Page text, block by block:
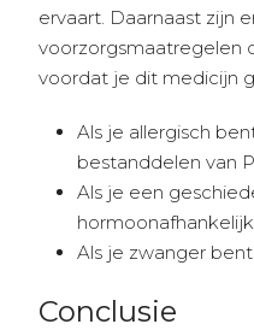
ervaart. Daarnaast zijn
voorzorgsmaatregelen
voordat je dit medicijn
Als je allergisch
bestanddelen van
Als je een
Als je zwanger
Conclusie